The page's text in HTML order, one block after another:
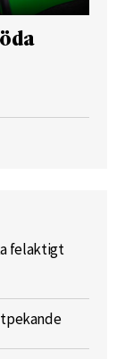
felaktigt